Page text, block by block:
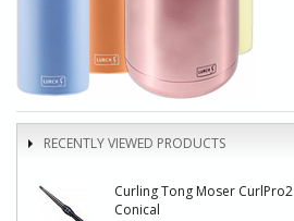
RECENTLY VIEWED PRODUCTS
Curling Tong Moser CurlPro2
Conical